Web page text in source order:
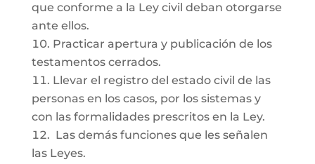
que conforme a la Ley civil deban otorgarse
ante ellos.
Practicar apertura y publicación de los
testamentos cerrados.
Llevar el registro del estado civil de las
personas en los casos, por los sistemas y
con las formalidades prescritos en la Ley.
Las demás funciones que les señalen
las Leyes.